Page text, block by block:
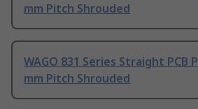
mm Pitch Shrouded
WAGO 831 Series Straight PCB
mm Pitch Shrouded